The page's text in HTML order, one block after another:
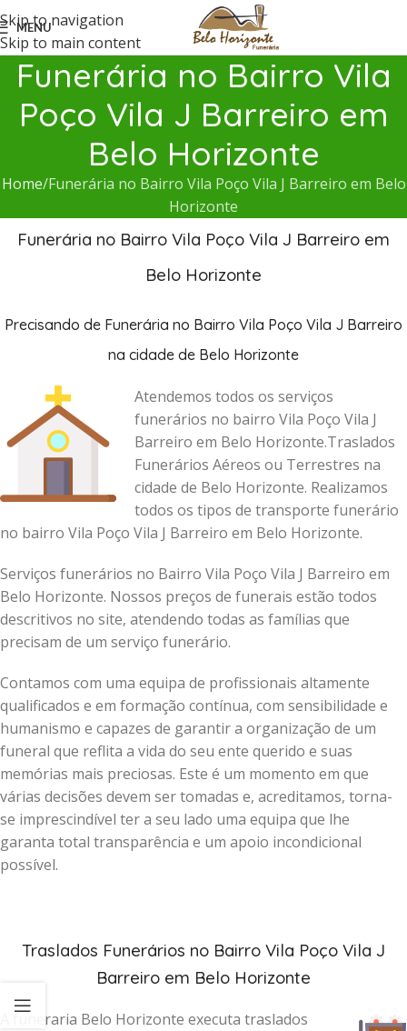
Skip to navigation
Skip to main content
MENU
Funerária no Bairro Vila
Poço Vila J Barreiro em
Belo Horizonte
Home Funerária no Bairro Vila Poço Vila J Barreiro em Belo
Horizonte
Funerária no Bairro Vila Poço Vila J Barreiro em
Belo Horizonte
Precisando de Funerária no Bairro Vila Poço Vila J Barreiro
na cidade de Belo Horizonte
Atendemos todos os serviços
funerários no bairro Vila Poço Vila J
Barreiro em Belo Horizonte.Traslados
Funerários Aéreos ou Terrestres na
cidade de Belo Horizonte. Realizamos
todos os tipos de transporte funerário
no bairro Vila Poço Vila J Barreiro em Belo Horizonte.
Serviços funerários no Bairro Vila Poço Vila J Barreiro em
Belo Horizonte. Nossos preços de funerais estão todos
descritivos no site, atendendo todas as famílias que
precisam de um serviço funerário.
Contamos com uma equipa de profissionais altamente
qualificados e em formação contínua, com sensibilidade e
humanismo e capazes de garantir a organização de um
funeral que reflita a vida do seu ente querido e suas
memórias mais preciosas. Este é um momento em que
várias decisões devem ser tomadas e, acreditamos, torna-
se imprescindível ter a seu lado uma equipa que lhe
garanta total transparência e um apoio incondicional
possível.
Traslados Funerários no Bairro Vila Poço Vila J
Barreiro em Belo Horizonte
A funeraria Belo Horizonte executa traslados